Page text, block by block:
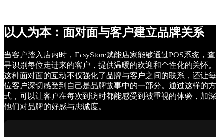
以人为本：面对面与客户建立品牌关系
当客户踏入店内时，EasyStore赋能店家能够通过POS系统，查
寻识别每位走进来的客户，提供温暖的欢迎和个性化的关怀。
这种面对面的互动不仅强化了品牌与客户之间的联系，还让每
位客户深切感受到自己是品牌故事中的一部分。通过这样的方
式，可以让客户在每次到访时都能感受到被重视的体验，加深
他们对品牌的好感与忠诚度。